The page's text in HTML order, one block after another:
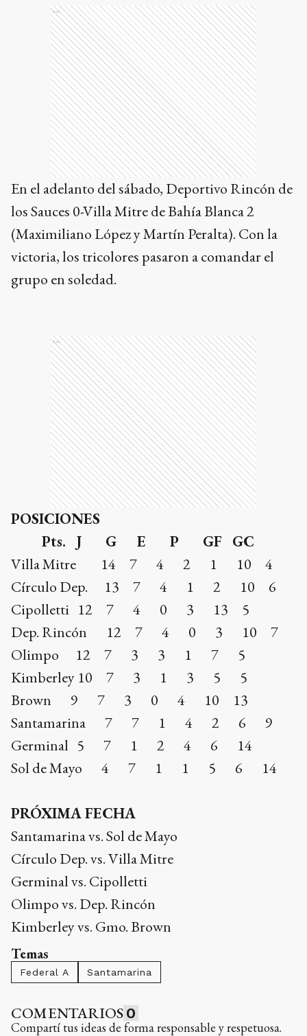
Ads
En el adelanto del sábado, Deportivo Rincón de
los Sauces 0-Villa Mitre de Bahía Blanca 2
(Maximiliano López y Martín Peralta). Con la
victoria, los tricolores pasaron a comandar el
grupo en soledad.
Ads
POSICIONES
Pts. J G E P GF GC
Villa Mitre 14 7 4 2 1 10 4
Círculo Dep. 13 7 4 1 2 10 6
Cipolletti 12 7 4 0 3 13 5
Dep. Rincón 12 7 4 0 3 10 7
Olimpo 12 7 3 3 1 7 5
Kimberley 10 7 3 1 3 5 5
Brown 9 7 3 0 4 10 13
Santamarina 7 7 1 4 2 6 9
Germinal 5 7 1 2 4 6 14
Sol de Mayo 4 7 1 1 5 6 14
PRÓXIMA FECHA
Santamarina vs. Sol de Mayo
Círculo Dep. vs. Villa Mitre
Germinal vs. Cipolletti
Olimpo vs. Dep. Rincón
Kimberley vs. Gmo. Brown
Temas
Federal A Santamarina
COMENTARIOS 0
Compartí tus ideas de forma responsable y respetuosa.